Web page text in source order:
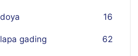
16
gading 62